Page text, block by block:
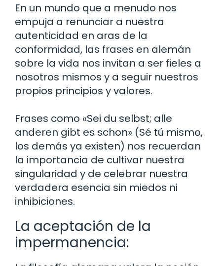
En un mundo que a menudo nos
empuja a renunciar a nuestra
autenticidad en aras de la
conformidad, las frases en alemán
sobre la vida nos invitan a ser fieles a
nosotros mismos y a seguir nuestros
propios principios y valores.
Frases como «Sei du selbst; alle
anderen gibt es schon» (Sé tú mismo,
los demás ya existen) nos recuerdan
la importancia de cultivar nuestra
singularidad y de celebrar nuestra
verdadera esencia sin miedos ni
inhibiciones.
La aceptación de la
impermanencia: